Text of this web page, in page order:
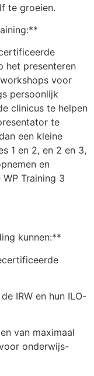
te groeien.
het presenteren
voor
persoonlijk
clinicus te helpen
te
een kleine
1 en 2, en 2 en 3,
en
Training 3
kunnen:**
IRW en hun ILO-
van maximaal
onderwijs-